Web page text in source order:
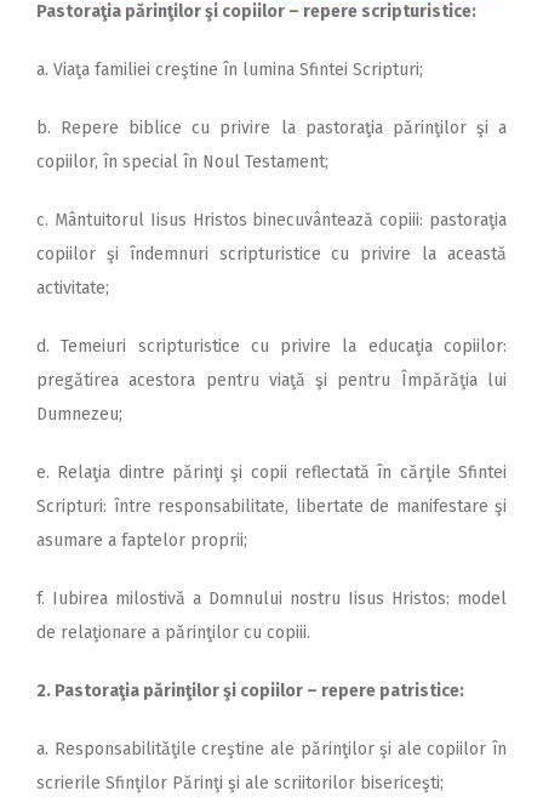
Pastoraţia părinţilor şi copiilor – repere scripturistice:
a. Viaţa familiei creştine în lumina Sfintei Scripturi;
b. Repere biblice cu privire la pastoraţia părinţilor şi a
copiilor, în special în Noul Testament;
c. Mântuitorul Iisus Hristos binecuvântează copiii: pastoraţia
copiilor şi îndemnuri scripturistice cu privire la această
activitate;
d. Temeiuri scripturistice cu privire la educaţia copiilor:
pregătirea acestora pentru viaţă şi pentru Împărăţia lui
Dumnezeu;
e. Relaţia dintre părinţi şi copii reflectată în cărţile Sfintei
Scripturi: între responsabilitate, libertate de manifestare şi
asumare a faptelor proprii;
f. Iubirea milostivă a Domnului nostru Iisus Hristos: model
de relaţionare a părinţilor cu copiii.
2. Pastoraţia părinţilor şi copiilor – repere patristice:
a. Responsabilităţile creştine ale părinţilor şi ale copiilor în
scrierile Sfinţilor Părinţi şi ale scriitorilor bisericeşti;